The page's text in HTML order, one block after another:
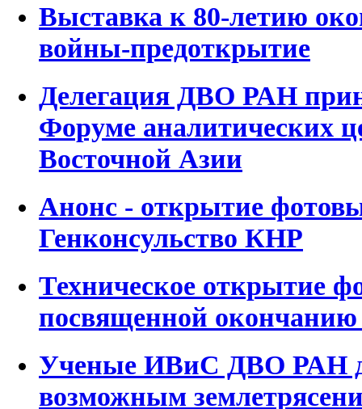
Выставка к 80-летию
войны-предоткрытие
Делегация ДВО РАН
Форуме аналитических
Восточной Азии
Анонс - открытие
Генконсульство КНР
Техническое открытие
посвященной
Ученые ИВиС ДВО РАН
возможным